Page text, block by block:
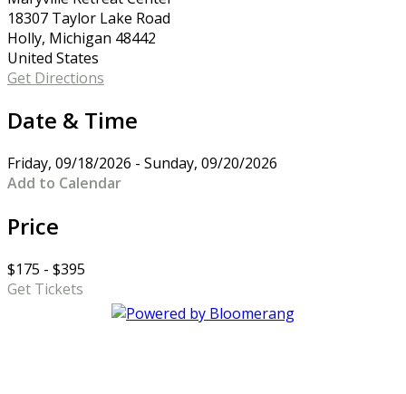
18307 Taylor Lake Road
Holly, Michigan 48442
United States
Get Directions
Date & Time
Friday, 09/18/2026 - Sunday, 09/20/2026
Add to Calendar
Price
$175 - $395
Get Tickets